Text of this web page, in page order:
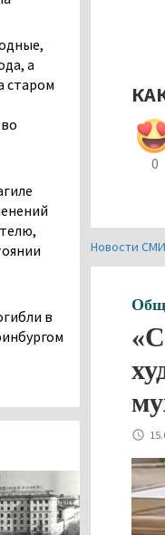
0
Новости
а
старом
в
хитрый
с